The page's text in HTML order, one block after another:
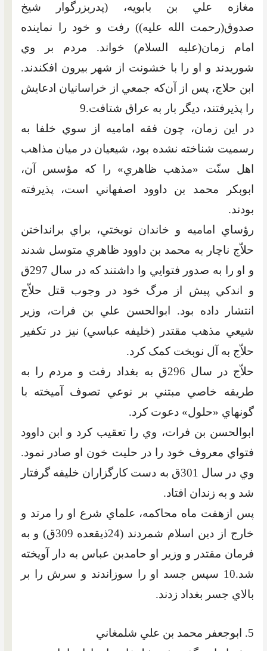
مغازه علي بن بابويه، (پدربزرگوار شيخ
صدوق‏(رحمت الله عليه)) رفت و خود را نماينده
امام زمان(عليه السلام) خواند. مردم بر وي
شوريدند و او را با خشونت از شهر بيرون افکندند.
ابن حلاج، پس از آن‌که جمعي از خراسانيان ادعايش
را پذيرفتند، ديگر بار به عراق شتافت.9
در اين زمان، چون فقه اماميه از سوي خلفا به
رسميت شناخته نشده بود، شيعيان در ميان مذاهب
اهل سنّت «مذهب ظاهري» را که مؤسس آن،
ابوبکر محمد بن داوود اصفهاني است، پذيرفته
بودند.
رؤساي اماميه و خاندان نوبختي، براي برانداختن
حلاّج ناچار به محمد بن داوود ظاهري متوسل شدند
و او را به صدور فتوايي وا داشتند که در سال 297ق
و اندکي پيش از مرگ خود در وجوب قتل حلاّج
انتشار داده بود. ابوالحسن علي بن فرات، وزير
شيعي مذهب مقتدر (خليفه عباسي) نيز در تکفير
حلاّج به آل نوبخت کمک کرد.
حلاّج در سال 296ق به بغداد رفت و مردم را به
طريقه خاصي مبتني بر نوعي تصوف آميخته با
گونه‏اي «حلول» دعوت کرد.
ابوالحسن بن فرات، وي را تعقيب کرد و ابن داوود
فتواي معروف خود را در حليت خون او صادر نمود.
وي در سال 301ق به دست کارگزاران خليفه گرفتار
شد و به زندان افتاد.
پس ازهفت ماه ‏محاکمه، علماي شرع او را مرتد و
خارج از دين اسلام شمردند (24ذيقعده 309ق) و به
فرمان مقتدر و وزير او حامدبن عباس به دار آويخته
شد.10 سپس جسد او را سوزاندند و سرش را بر
بالاي جسر بغداد زدند.
5. ابوجعفر محمد بن علي شلمغاني